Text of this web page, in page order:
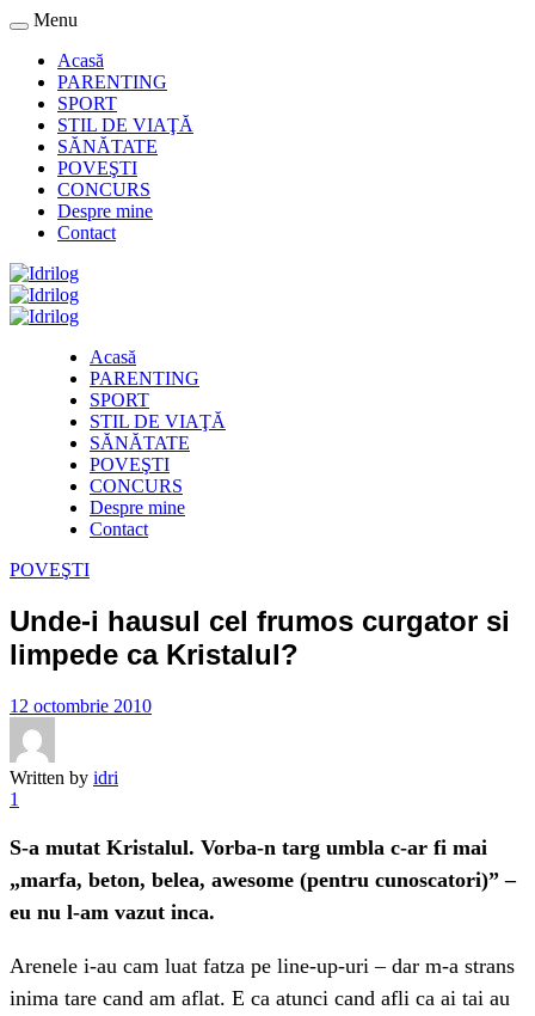
Menu
Acasă
PARENTING
SPORT
STIL DE VIAŢĂ
SĂNĂTATE
POVEŞTI
CONCURS
Despre mine
Contact
Acasă
PARENTING
SPORT
STIL DE VIAŢĂ
SĂNĂTATE
POVEŞTI
CONCURS
Despre mine
Contact
POVEŞTI
Unde-i hausul cel frumos curgator si
limpede ca Kristalul?
12 octombrie 2010
Written by idri
1
S-a mutat Kristalul. Vorba-n targ umbla c-ar fi mai
„marfa, beton, belea, awesome (pentru cunoscatori)” –
eu nu l-am vazut inca.
Arenele i-au cam luat fatza pe line-up-uri – dar m-a strans
inima tare cand am aflat. E ca atunci cand afli ca ai tai au